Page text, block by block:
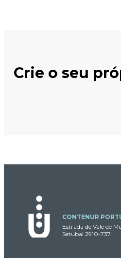
Crie o seu
CONTENUR
Estrada de Vale de
Setubal 2910-737.